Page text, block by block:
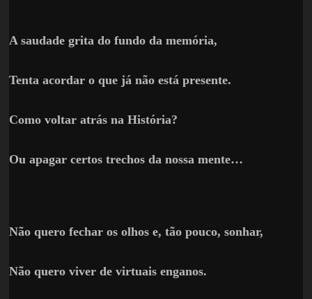
A saudade grita do fundo da memória,
Tenta acordar o que já não está presente.
Como voltar atrás na História?
Ou apagar certos trechos da nossa mente…
Não quero fechar os olhos e, tão pouco, sonhar,
Não quero viver de virtuais enganos.